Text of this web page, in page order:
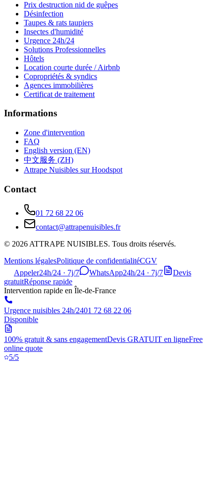
Prix destruction nid de guêpes
Désinfection
Taupes & rats taupiers
Insectes d'humidité
Urgence 24h/24
Solutions Professionnelles
Hôtels
Location courte durée / Airbnb
Copropriétés & syndics
Agences immobilières
Certificat de traitement
Informations
Zone d'intervention
FAQ
English version (EN)
中文服务 (ZH)
Attrape Nuisibles sur Hoodspot
Contact
01 72 68 22 06
contact@attrapenuisibles.fr
© 2026ATTRAPE NUISIBLES. Tous droits réservés.
Mentions légalesPolitique de confidentialitéCGV
Appeler24h/24 · 7j/7 WhatsApp24h/24 · 7j/7
Devis
gratuitRéponse rapide
Intervention rapide en Île-de-France
Urgence nuisibles 24h/2401 72 68 22 06
Disponible
100% gratuit & sans engagementDevis GRATUIT en ligneFree
online quote
5/5